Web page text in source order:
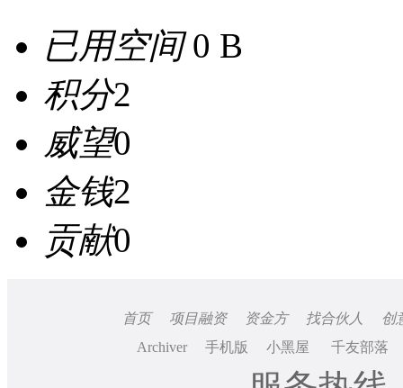
已用空间0 B
积分2
威望0
金钱2
贡献0
首页 项目融资 资金方 找合伙人
创
Archiver
手机版 小黑屋 千友部落